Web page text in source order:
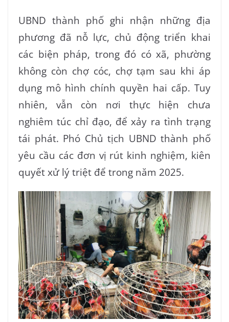
UBND thành phố ghi nhận những địa
phương đã nỗ lực, chủ động triển khai
các biện pháp, trong đó có xã, phường
không còn chợ cóc, chợ tạm sau khi áp
dụng mô hình chính quyền hai cấp. Tuy
nhiên, vẫn còn nơi thực hiện chưa
nghiêm túc chỉ đạo, để xảy ra tình trạng
tái phát. Phó Chủ tịch UBND thành phố
yêu cầu các đơn vị rút kinh nghiệm, kiên
quyết xử lý triệt để trong năm 2025.